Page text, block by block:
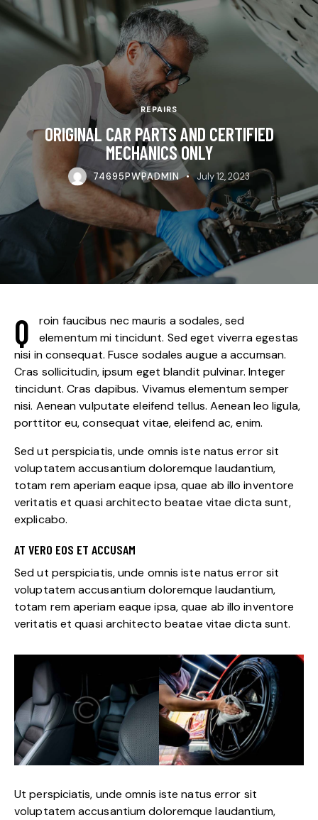
REPAIRS
ORIGINAL CAR PARTS AND CERTIFIED
MECHANICS ONLY
74695PWPADMIN July 12, 2023
Q
roin faucibus nec mauris a sodales, sed
elementum mi tincidunt. Sed eget viverra egestas
nisi in consequat. Fusce sodales augue a accumsan.
Cras sollicitudin, ipsum eget blandit pulvinar. Integer
tincidunt. Cras dapibus. Vivamus elementum semper
nisi. Aenean vulputate eleifend tellus. Aenean leo ligula,
porttitor eu, consequat vitae, eleifend ac, enim.
Sed ut perspiciatis, unde omnis iste natus error sit
voluptatem accusantium doloremque laudantium,
totam rem aperiam eaque ipsa, quae ab illo inventore
veritatis et quasi architecto beatae vitae dicta sunt,
explicabo.
AT VERO EOS ET ACCUSAM
Sed ut perspiciatis, unde omnis iste natus error sit
voluptatem accusantium doloremque laudantium,
totam rem aperiam eaque ipsa, quae ab illo inventore
veritatis et quasi architecto beatae vitae dicta sunt.
Ut perspiciatis, unde omnis iste natus error sit
voluptatem accusantium doloremque laudantium,